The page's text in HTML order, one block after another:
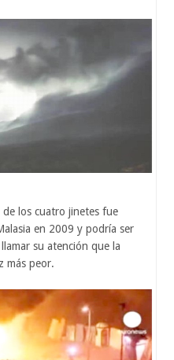
de los cuatro jinetes fue
en 2009 y podría ser
su atención que la
más peor.